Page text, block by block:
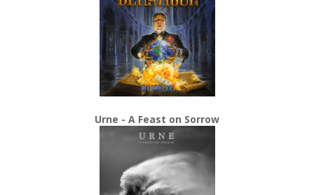
Urne - A Feast on Sorrow